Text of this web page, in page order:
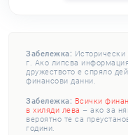
Забележка:
г. Ако липсва
дружеството е спряло
финансови данни.
Забележка: Всички
в хиляди лева – ако за
вероятно те са
години.